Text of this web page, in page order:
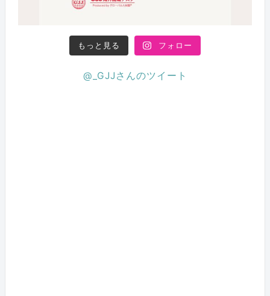
もっと見る フォロー
@_GJJさんのツイート